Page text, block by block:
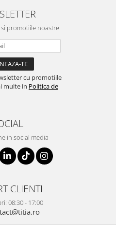
promotiile noastre
cu promotiile
multe in Politica de
in social media
CLIENTI
08:30 - 17:00